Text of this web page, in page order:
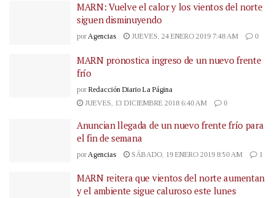
MARN: Vuelve el calor y los vientos del norte
siguen disminuyendo
porAgencias JUEVES, 24 ENERO 2019 7:48 AM 0
MARN pronostica ingreso de un nuevo frente
frío
por Redacción Diario La Página
JUEVES, 13 DICIEMBRE 2018 6:40 AM
0
Anuncian llegada de un nuevo frente frío para
el fin de semana
por Agencias SÁBADO, 19 ENERO 2019 8:50 AM 1
MARN reitera que vientos del norte aumentan
y el ambiente sigue caluroso este lunes